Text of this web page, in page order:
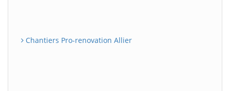
Chantiers Pro-renovation Allier